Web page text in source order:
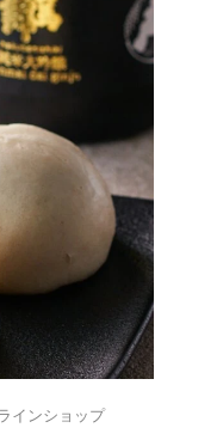
インショップ